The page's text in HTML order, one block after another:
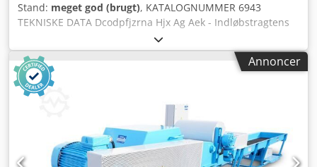
Stand: meget god (brugt), KATALOGNUMMER 6943
TEKNISKE DATA Dcodpfjzrna Hjx Ag Aek - Indløbstragtens
dimensioner: 1600x1500 mm - Rotorbredde: 1500 mm -
Hovedmotor: 45 kW - Pumpemotor: 5,5 kW - Antal knive: 44
stk. - Knivdimensioner: 50x50 mm - Sigtstørrelse: 59 mm -
Trykplade - Automatisk omvendt funktion - Dimensioner
(L/B/H): 3430x2800x2850 mm - Vægt: ca. 9000 kg FORDEL –
Fransk produceret - Nye knive monteret – Automatisk
omvendt funktion – Trykplade – Meget god stand – Brugt
flishugger Netto pris: 129900 PLN Netto pris: 30929 EUR
Netto prisen er beregnet ud fra en kurs på 4,2 PLN/EUR
Annoncer